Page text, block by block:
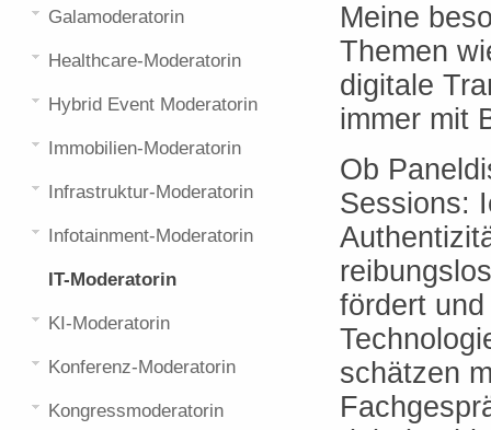
Meine
Themen
digitale
immer mit
Ob
Sessions:
fördert
schätzen
Galamoderatorin
Healthcare-Moderatorin
Hybrid Event Moderatorin
Immobilien-Moderatorin
Infrastruktur-Moderatorin
Infotainment-Moderatorin
IT-Moderatorin
KI-Moderatorin
Konferenz-Moderatorin
Kongressmoderatorin